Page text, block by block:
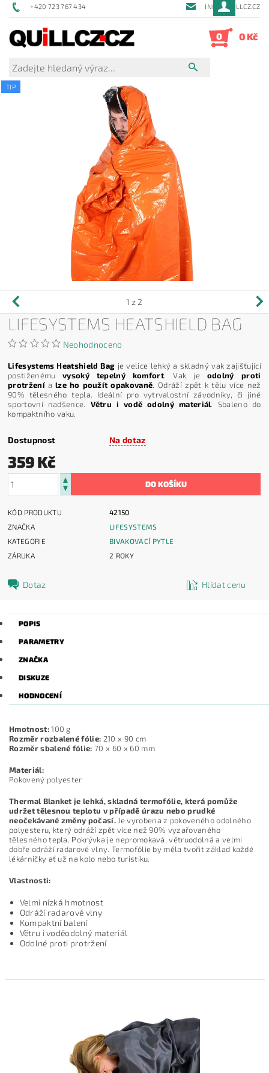
+420 723 767 434 INFO@QUILLCZ.CZ
0 0 Kč
TIP
1 z 2
LIFESYSTEMS HEATSHIELD BAG
Neohodnoceno
Lifesystems Heatshield Bag je velice lehký a skladný vak zajišťující
postiženému vysoký tepelný komfort. Vak je odolný proti
protržení a lze ho použít opakovaně. Odráží zpět k tělu více než
90% tělesného tepla. Ideální pro vytrvalostní závodníky, či jiné
sportovní nadšence. Větru i vodě odolný materiál. Sbaleno do
kompaktního vaku.
Dostupnost Na dotaz
359 Kč
KÓD PRODUKTU
42150
ZNAČKA
LIFESYSTEMS
KATEGORIE
BIVAKOVACÍ PYTLE
ZÁRUKA
2 ROKY
Dotaz Hlídat cenu
POPIS
PARAMETRY
ZNAČKA
DISKUZE
HODNOCENÍ
Hmotnost:100 g
Rozměr rozbalené fólie: 210 x 90 cm
Rozměr sbalené fólie: 70 x 60 x 60 mm
Materiál:
Pokovený polyester
Thermal Blanket je lehká, skladná termofólie, která pomůže
udržet tělesnou teplotu v případě úrazu nebo prudké
neočekávané změny počasí.Je vyrobena z pokoveného odolného
polyesteru, který odráží zpět více než 90% vyzařovaného
tělesného tepla. Pokrývka je nepromokavá, větruodolná a velmi
dobře odráží radarové vlny. Termofólie by měla tvořit základ každé
lékárničky ať už na kolo nebo turistiku.
Vlastnosti:
Velmi nízká hmotnost
Odráží radarové vlny
Kompaktní balení
Větru i voděodolný materiál
Odolné proti protržení